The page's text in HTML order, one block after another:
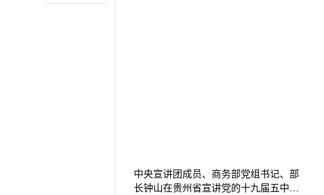
中央宣讲团成员、商务部党组书记、部
长钟山在贵州省宣讲党的十九届五中全